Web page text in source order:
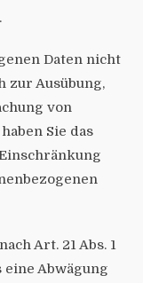
Daten nicht
zur Ausübung,
von
Sie das
Art. 21 Abs. 1
eine Abwägung